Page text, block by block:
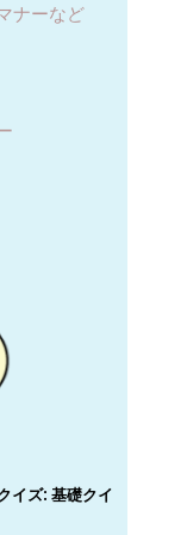
ナーなど
イズ: 基礎クイ